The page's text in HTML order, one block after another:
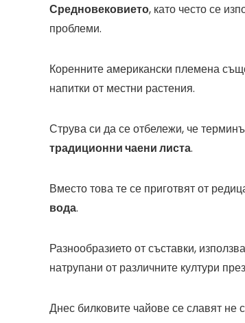
Средновековието, като често се
проблеми.
Коренните американски племена
напитки от местни растения.
Струва си да се отбележи, че
традиционни чаени листа.
Вместо това те се приготвят от
вода.
Разнообразието от съставки,
натрупани от различните култури
Днес билковите чайове се славят не